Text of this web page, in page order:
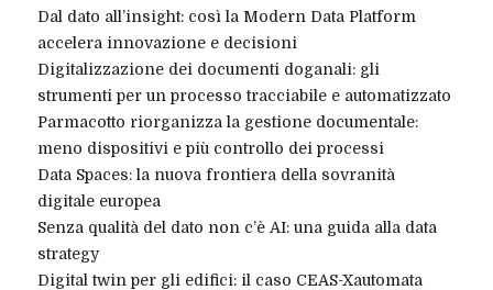
Dal dato all’insight: così la Modern Data Platform
accelera innovazione e decisioni
Digitalizzazione dei documenti doganali: gli
strumenti per un processo tracciabile e automatizzato
Parmacotto riorganizza la gestione documentale:
meno dispositivi e più controllo dei processi
Data Spaces: la nuova frontiera della sovranità
digitale europea
Senza qualità del dato non c’è AI: una guida alla data
strategy
Digital twin per gli edifici: il caso CEAS-Xautomata